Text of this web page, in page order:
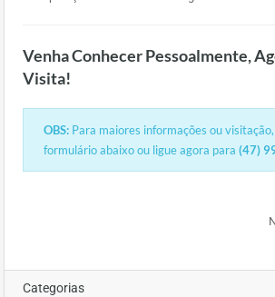
Venha Conhecer Pessoalmente,
Visita!
OBS: Para maiores informações ou
formulário abaixo ou ligue agora para (47)
Categorias